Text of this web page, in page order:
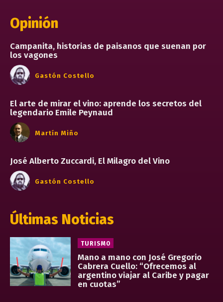
Opinión
Campanita, historias de paisanos que suenan por
los vagones
Gastón Costello
El arte de mirar el vino: aprende los secretos del
legendario Emile Peynaud
Martín Miño
José Alberto Zuccardi, El Milagro del Vino
Gastón Costello
Últimas Noticias
TURISMO
Mano a mano con José Gregorio
Cabrera Cuello: “Ofrecemos al
argentino viajar al Caribe y pagar
en cuotas”